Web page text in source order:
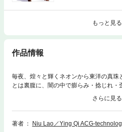
もっと見る
作品情報
毎夜、煌々と輝くネオンから東洋の真
とは裏腹に、闇の中で膨らみ・捻じれ
る。醜さが人間の尊厳を奪わないよう、
醜い人間を切り裂き、赤い血で醜さを
も』 男に子どもを産むのを拒否するな
べき道とは…
著者
Niu Lao／Ying Qi ACG-